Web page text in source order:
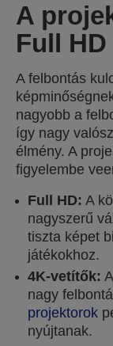
A
Full
A felbontás
nagyobb a
így nagy
élmény. A
figyelembe
Full HD: A
nagyszerű
tiszta képet
játékokhoz.
4K-vetítők:
nagy
projektorok
nyújtanak.